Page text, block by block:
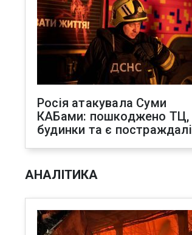
Росія атакувала Суми
КАБами: пошкоджено ТЦ,
будинки та є постраждалі
АНАЛІТИКА